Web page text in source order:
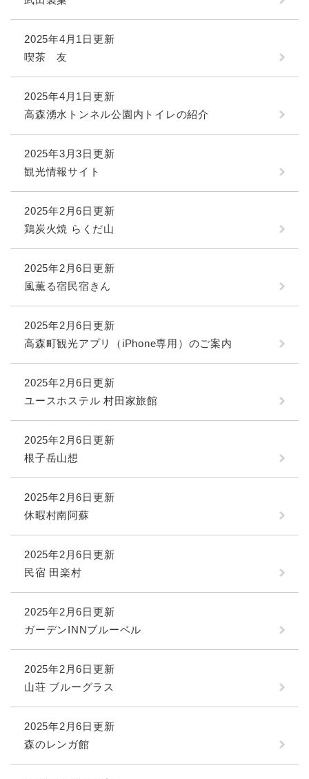
2025年4月1日更新
喫茶 友
2025年4月1日更新
高森湧水トンネル公園内トイレの紹介
2025年3月3日更新
観光情報サイト
2025年2月6日更新
鶏炭火焼 らくだ山
2025年2月6日更新
風薫る宿民宿きん
2025年2月6日更新
高森町観光アプリ（iPhone専用）のご案内
2025年2月6日更新
ユースホステル 村田家旅館
2025年2月6日更新
根子岳山想
2025年2月6日更新
休暇村南阿蘇
2025年2月6日更新
民宿 田楽村
2025年2月6日更新
ガーデンINNブルーベル
2025年2月6日更新
山荘 ブルーグラス
2025年2月6日更新
森のレンガ館